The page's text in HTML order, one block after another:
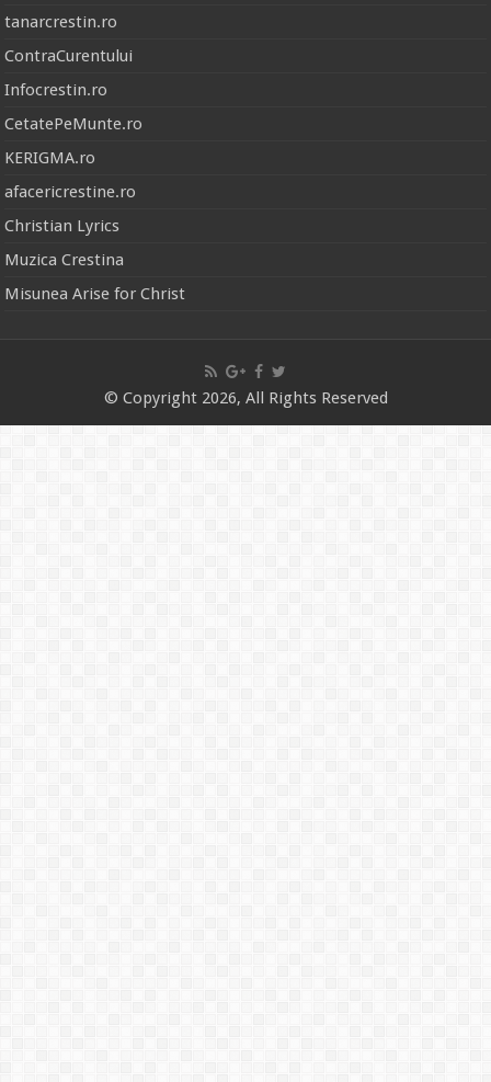
tanarcrestin.ro
ContraCurentului
Infocrestin.ro
CetatePeMunte.ro
KERIGMA.ro
afacericrestine.ro
Christian Lyrics
Muzica Crestina
Misunea Arise for Christ
© Copyright 2026, All Rights Reserved